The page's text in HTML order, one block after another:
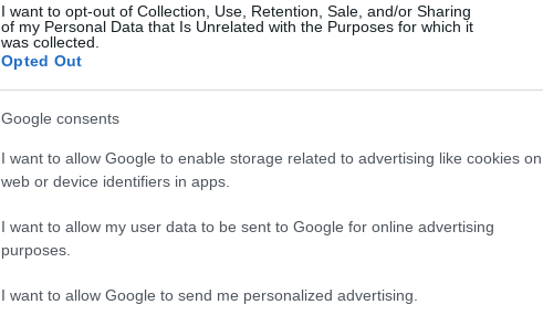
I want to opt-out of Collection, Use, Retention, Sale, and/or Sharing
of my Personal Data that Is Unrelated with the Purposes for which it
was collected.
Opted Out
Google consents
I want to allow Google to enable storage related to advertising like cookies on
web or device identifiers in apps.
I want to allow my user data to be sent to Google for online advertising
purposes.
I want to allow Google to send me personalized advertising.